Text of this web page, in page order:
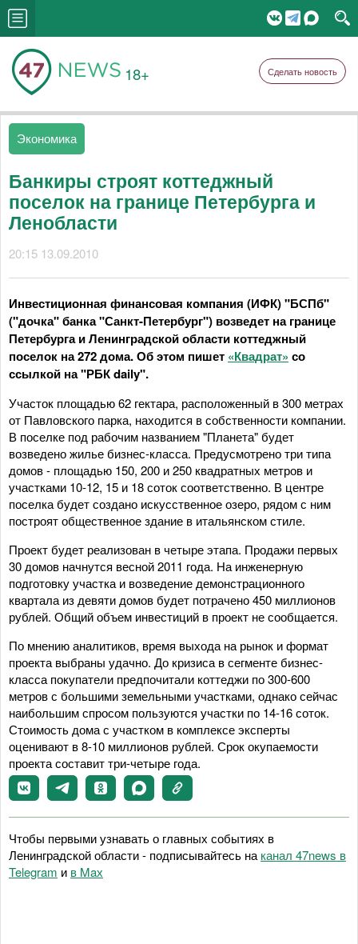
18+ Сделать новость
Экономика
Банкиры строят коттеджный
поселок на границе Петербурга и
Ленобласти
20:15 13.09.2010
Инвестиционная финансовая компания (ИФК) "БСПб"
("дочка" банка "Санкт-Петербург") возведет на границе
Петербурга и Ленинградской области коттеджный
поселок на 272 дома. Об этом пишет «Квадрат» со
ссылкой на "РБК daily".
Участок площадью 62 гектара, расположенный в 300 метрах
от Павловского парка, находится в собственности компании.
В поселке под рабочим названием "Планета" будет
возведено жилье бизнес-класса. Предусмотрено три типа
домов - площадью 150, 200 и 250 квадратных метров и
участками 10-12, 15 и 18 соток соответственно. В центре
поселка будет создано искусственное озеро, рядом с ним
построят общественное здание в итальянском стиле.
Проект будет реализован в четыре этапа. Продажи первых
30 домов начнутся весной 2011 года. На инженерную
подготовку участка и возведение демонстрационного
квартала из девяти домов будет потрачено 450 миллионов
рублей. Общий объем инвестиций в проект не сообщается.
По мнению аналитиков, время выхода на рынок и формат
проекта выбраны удачно. До кризиса в сегменте бизнес-
класса покупатели предпочитали коттеджи по 300-600
метров с большими земельными участками, однако сейчас
наибольшим спросом пользуются участки по 14-16 соток.
Стоимость дома с участком в комплексе эксперты
оценивают в 8-10 миллионов рублей. Срок окупаемости
проекта составит три-четыре года.
Чтобы первыми узнавать о главных событиях в
Ленинградской области - подписывайтесь на канал 47news в
Telegram и в Maх